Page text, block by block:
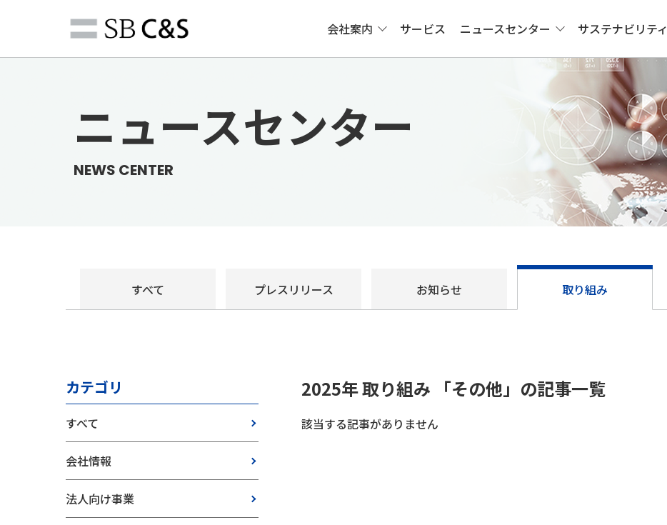
会社案内 サービス ニュースセンター サステナビリティ
ニュースセンター
NEWS CENTER
すべて プレスリリース お知らせ 取り組み
2025年 取り組み 「その他」の記事一覧
該当する記事がありません
カテゴリ
すべて
会社情報
法人向け事業